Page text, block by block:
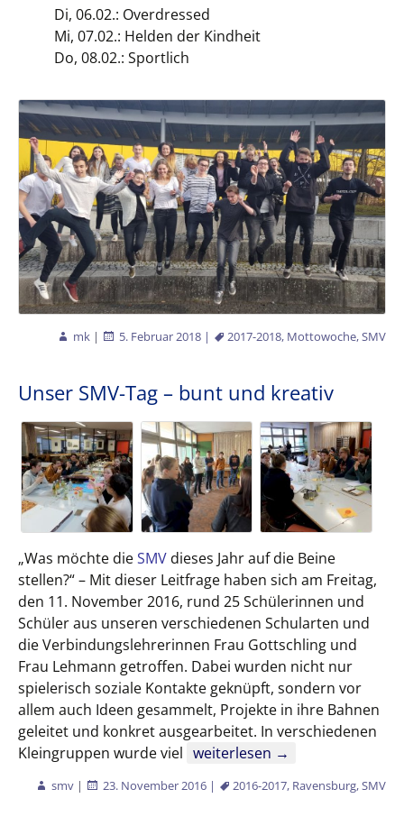
Di, 06.02.: Overdressed
Mi, 07.02.: Helden der Kindheit
Do, 08.02.: Sportlich
mk | 5. Februar 2018 | 2017-2018, Mottowoche,SMV
Unser SMV-Tag – bunt und kreativ
„Was möchte dieSMV dieses Jahr auf die Beine
stellen?“ – Mit dieser Leitfrage haben sich am Freitag,
den 11. November 2016, rund 25 Schülerinnen und
Schüler aus unseren verschiedenen Schularten und
die Verbindungslehrerinnen Frau Gottschling und
Frau Lehmann getroffen. Dabei wurden nicht nur
spielerisch soziale Kontakte geknüpft, sondern vor
allem auch Ideen gesammelt, Projekte in ihre Bahnen
geleitet und konkret ausgearbeitet. In verschiedenen
Kleingruppen wurde viel Unser SMV-Tag – bunt und
weiterlesen →
smv | 23. November 2016 | 2016-2017, Ravensburg,SMV